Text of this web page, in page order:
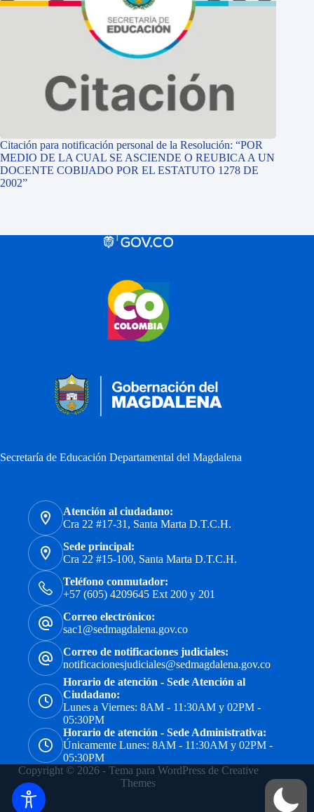
Citación para notificación personal de la Resolución: “POR
MEDIO DE LA CUAL SE ASCIENDE O REUBICA A UN
DOCENTE COBIJADO POR EL ESTATUTO 1278 DE
2002”
Secretaría de Educación Departamental del Magdalena
Atención al ciudadano:
Cra 22 #17-31, Santa Marta D.T.C.H.
Sede principal:
Cra 22 #15-100, Santa Marta D.T.C.H.
Teléfono conmutador:
+57 (605) 4209645 Ext 200 y 201
Correo electrónico:
sac1@sedmagdalena.gov.co
Correo de notificaciones judiciales:
notificacionesjudiciales@sedmagdalena.gov.co
Horario de atención - Sede Atención al
Ciudadano:
Lunes a Viernes: 8AM - 11:30AM y 02PM -
05:30PM
Horario de atención - Sede Administrativa:
Únicamente Lunes: 8AM - 11:30AM y 02PM -
05:30PM
Copyright © 2026 - Tema para WordPress de Creative
Themes